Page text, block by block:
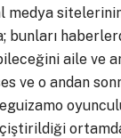
medya
bunları
aile ve
ve o andan